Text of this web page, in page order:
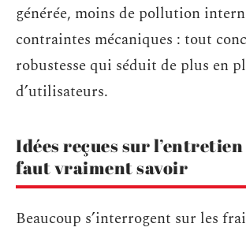
générée, moins de pollution
contraintes mécaniques : tout
robustesse qui séduit de plus en
d’utilisateurs.
Idées reçues sur l’entretien
faut vraiment savoir
Beaucoup s’interrogent sur les